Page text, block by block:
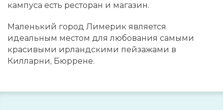
кампуса есть ресторан и магазин.
Маленький город Лимерик является
идеальным местом для любования самыми
красивыми ирландскими пейзажами в
Килларни, Бюррене.